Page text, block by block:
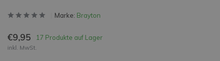
Marke: Brayton
€9,95 17 Produkte auf Lager
inkl. MwSt.